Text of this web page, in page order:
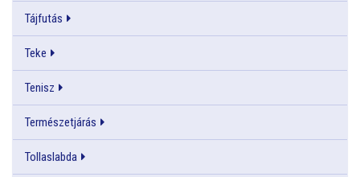
Tájfutás
Teke
Tenisz
Természetjárás
Tollaslabda